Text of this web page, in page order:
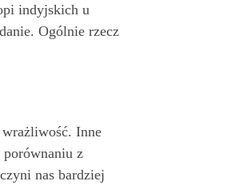
indyjskich u
Ogólnie rzecz
Inne
porównaniu z
nas bardziej